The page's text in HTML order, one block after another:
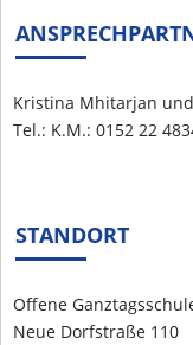
Kristina Mhitarjan
Tel.: K.M.: 0152 22
STANDORT
Offene
Neue Dorfstraße 110